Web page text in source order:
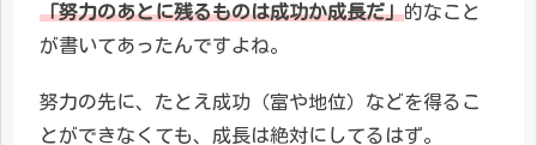
「努力のあとに残るものは成功か成長だ」的なこと
が書いてあったんですよね。
努力の先に、たとえ成功（富や地位）などを得るこ
とができなくても、成長は絶対にしてるはず。